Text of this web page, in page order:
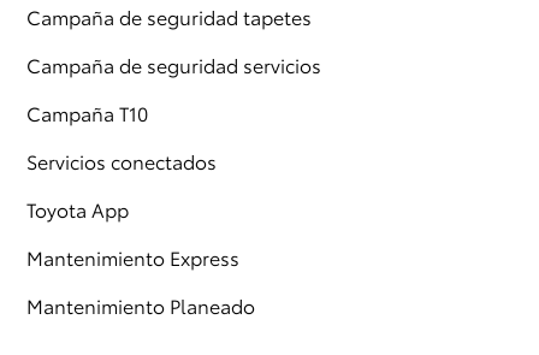
Campaña de seguridad tapetes
Campaña de seguridad servicios
Campaña T10
Servicios conectados
Toyota App
Mantenimiento Express
Mantenimiento Planeado